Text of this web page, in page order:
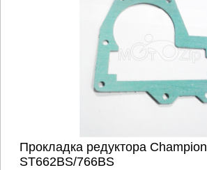
Прокладка редуктора Champion
ST662BS/766BS